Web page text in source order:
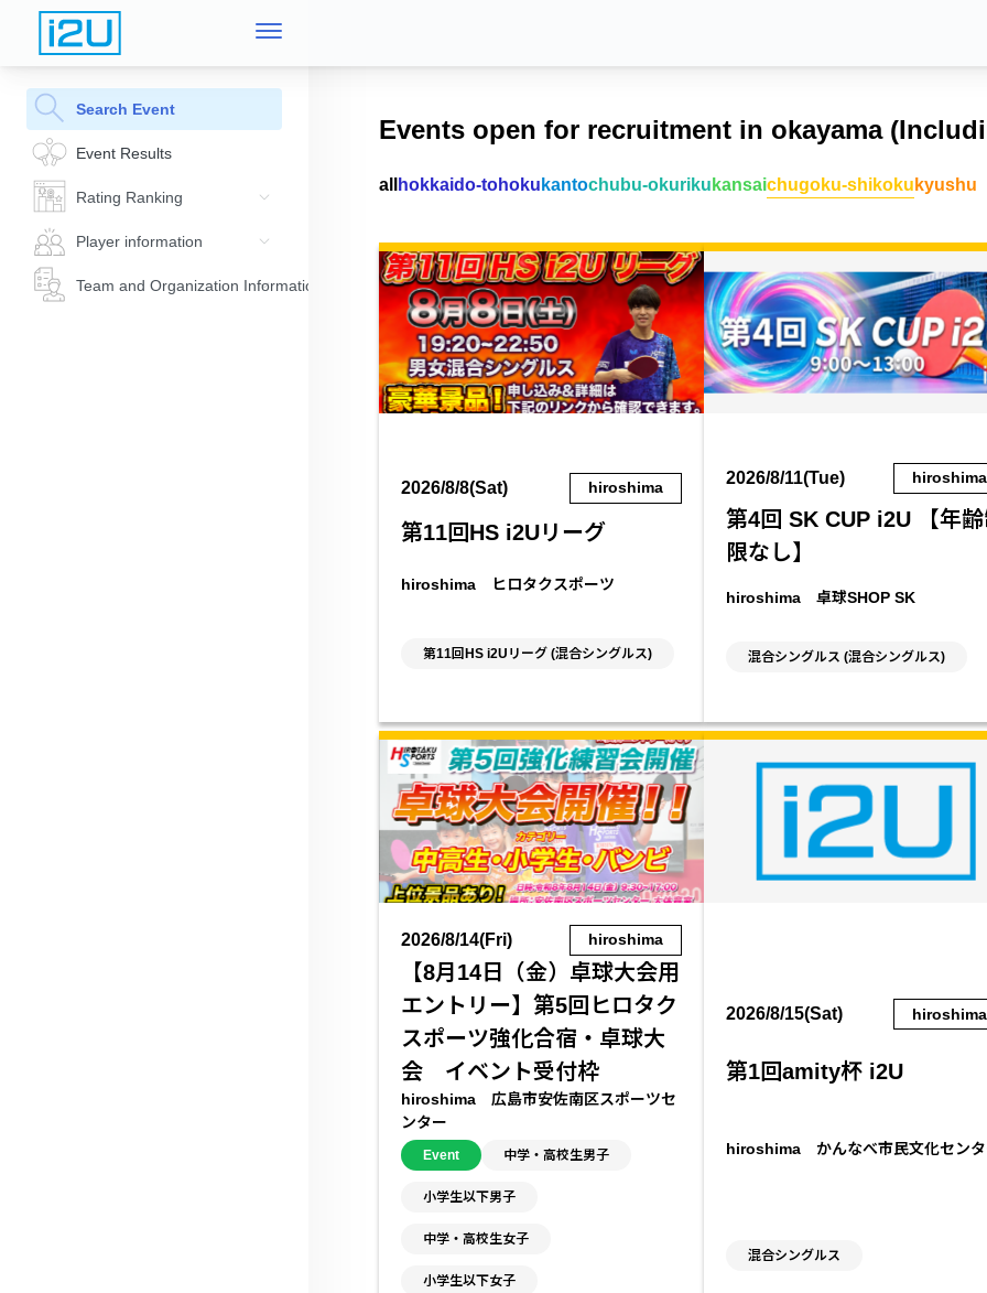
Search Event
Event Results
Rating Ranking
Player information
Team and Organization Information
Events open for recruitment in okayama
all hokkaido-tohoku kantochubu-okuriku kansaichugoku-shikoku kyushu
2026/8/8(Sat) hiroshima
第11回HS i2Uリーグ
hiroshima ヒロタクスポーツ
第11回HS i2Uリーグ (混合シングルス)
2026/8/11(Tue) hiroshima
第4回 SK CUP i2U 【年齢
限なし】
hiroshima 卓球SHOP SK
混合シングルス (混合シングルス)
2026/8/14(Fri) hiroshima
【8月14日（金）卓球大会用
エントリー】第5回ヒロタク
スポーツ強化合宿・卓球大
会 イベント受付枠
hiroshima 広島市安佐南区スポーツセ
ンター
Event 中学・高校生男子
小学生以下男子
中学・高校生女子
小学生以下女子
2026/8/15(Sat) hiroshima
第1回amity杯 i2U
hiroshima かんなべ市民文化センタ
混合シングルス